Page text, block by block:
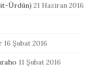
Ürdün) 21 Haziran 2016
16 Şubat 2016
11 Şubat 2016